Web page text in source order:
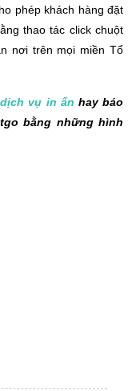
phép khách hàng đặt
thao tác click chuột
nơi trên mọi miền Tổ
dịch vụ in ấn hay báo
bằng những hình